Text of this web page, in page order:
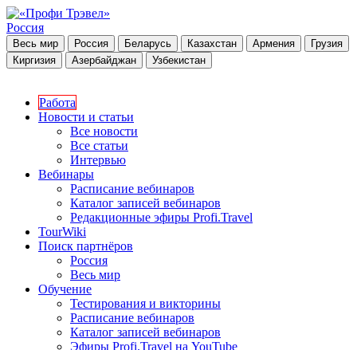
Россия
Весь мир Россия Беларусь Казахстан Армения
Грузия
Киргизия
Азербайджан Узбекистан
Работа
Новости и статьи
Все новости
Все статьи
Интервью
Вебинары
Расписание вебинаров
Каталог записей вебинаров
Редакционные эфиры Profi.Travel
TourWiki
Поиск партнёров
Россия
Весь мир
Обучение
Тестирования и викторины
Расписание вебинаров
Каталог записей вебинаров
Эфиры Profi.Travel на YouTube